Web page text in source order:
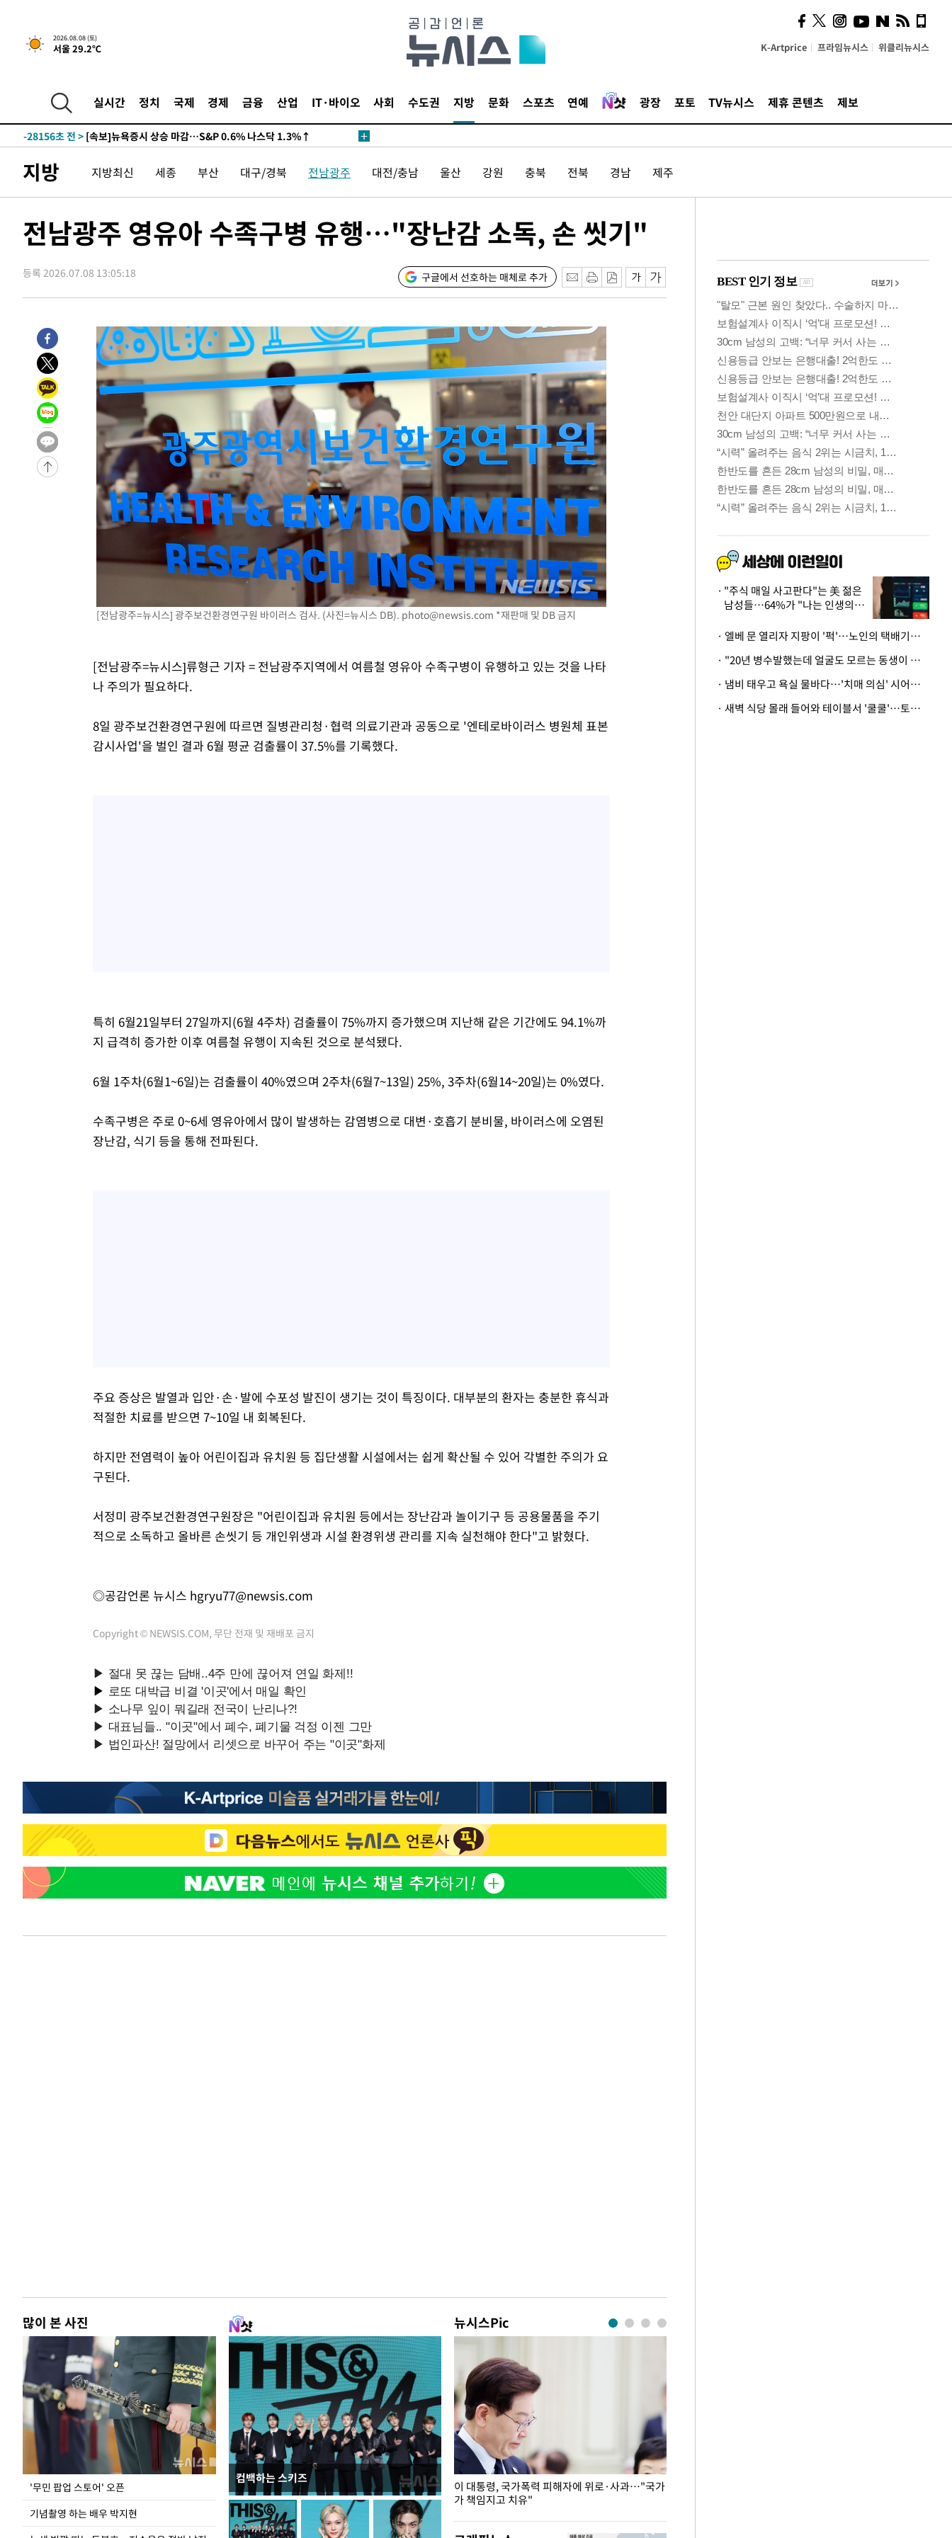
2026.08.08 (토)
서울 29.2℃ K-Artprice 프라임뉴시스 위클리뉴시스
실시간 정치 국제 경제 금융 산업 IT·바이오 사회 수도권 지방 문화 스포츠 연예 광장 포토 TV뉴시스 제휴 콘텐츠 제보
-28156초 전 > [속보]뉴욕증시 상승 마감…S&P 0.6% 나스닥 1.3%↑
지방 지방최신 세종 부산 대구/경북 전남광주 대전/충남 울산 강원 충북 전북 경남 제주
전남광주 영유아 수족구병 유행…"장난감 소독, 손 씻기"
등록 2026.07.08 13:05:18 구글에서 선호하는 매체로 추가
[전남광주=뉴시스] 광주보건환경연구원 바이러스 검사. (사진=뉴시스 DB). photo@newsis.com *재판매 및 DB 금지
[전남광주=뉴시스]류형근 기자 = 전남광주지역에서 여름철 영유아 수족구병이 유행하고 있는 것을 나타
나 주의가 필요하다.
8일 광주보건환경연구원에 따르면 질병관리청·협력 의료기관과 공동으로 '엔테로바이러스 병원체 표본
감시사업'을 벌인 결과 6월 평균 검출률이 37.5%를 기록했다.
특히 6월21일부터 27일까지(6월 4주차) 검출률이 75%까지 증가했으며 지난해 같은 기간에도 94.1%까
지 급격히 증가한 이후 여름철 유행이 지속된 것으로 분석됐다.
6월 1주차(6월1~6일)는 검출률이 40%였으며 2주차(6월7~13일) 25%, 3주차(6월14~20일)는 0%였다.
수족구병은 주로 0~6세 영유아에서 많이 발생하는 감염병으로 대변·호흡기 분비물, 바이러스에 오염된
장난감, 식기 등을 통해 전파된다.
주요 증상은 발열과 입안·손·발에 수포성 발진이 생기는 것이 특징이다. 대부분의 환자는 충분한 휴식과
적절한 치료를 받으면 7~10일 내 회복된다.
하지만 전염력이 높아 어린이집과 유치원 등 집단생활 시설에서는 쉽게 확산될 수 있어 각별한 주의가 요
구된다.
서정미 광주보건환경연구원장은 "어린이집과 유치원 등에서는 장난감과 놀이기구 등 공용물품을 주기
적으로 소독하고 올바른 손씻기 등 개인위생과 시설 환경위생 관리를 지속 실천해야 한다"고 밝혔다.
◎공감언론 뉴시스 hgryu77@newsis.com
Copyright © NEWSIS.COM, 무단 전재 및 재배포 금지
많이 본 사진
'무민 팝업 스토어' 오픈
기념촬영 하는 배우 박지현
컴백하는 스키즈
뉴시스Pic
지석천 뒤덮은 개구리밥
이 대통령, 국가폭력 피해자에 위로·사과…"국가
가 책임지고 치유"
시, 스마트폰 액세서리에
NFC 더했다
"주식 매일 사고판다"는 美 젊은
남성들…64%가 "나는 인생의
· 엘베 문 열리자 지팡이 '퍽'…노인의 택배기사 폭행 이유
· "20년 병수발했는데 얼굴도 모르는 동생이 유산 절반을"…배다른 형제 상속권 있을까
· 냄비 태우고 욕실 물바다…'치매 의심' 시어머니 검사 권유했다가 '날벼락'
· 새벽 식당 몰래 들어와 테이블서 '쿨쿨'…토사물 남기고 사라진 남성